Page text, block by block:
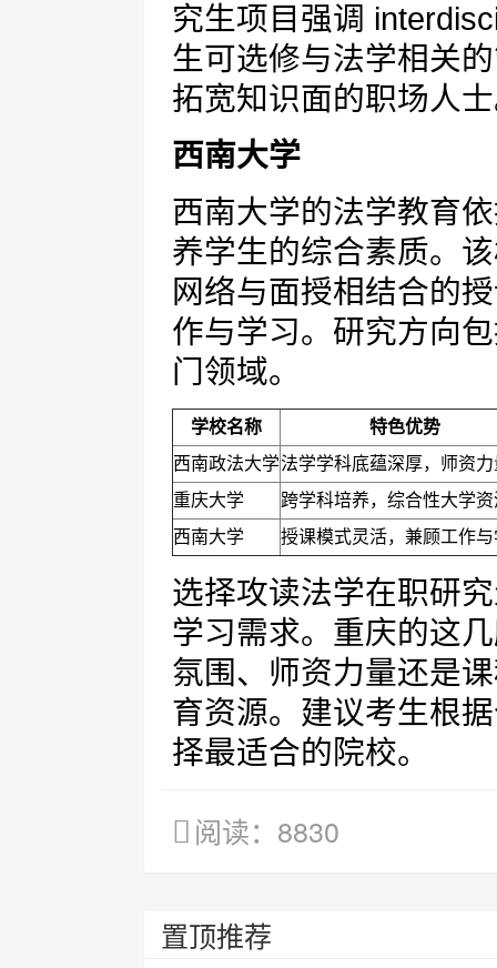
究生项目强调
生可选修与法学相关
拓宽知识面的职场人
西南大学
西南大学的法学教育
养学生的综合素质。
网络与面授相结合的
作与学习。研究方向
门领域。
学校名称
特色优势
西南政法大学法学学科底蕴深厚，师资
重庆大学
跨学科培养，综合性大学资
西南大学
授课模式灵活，兼顾工作
选择攻读法学在职研
学习需求。重庆的这
氛围、师资力量还是
育资源。建议考生根
择最适合的院校。
阅读：8830
置顶推荐